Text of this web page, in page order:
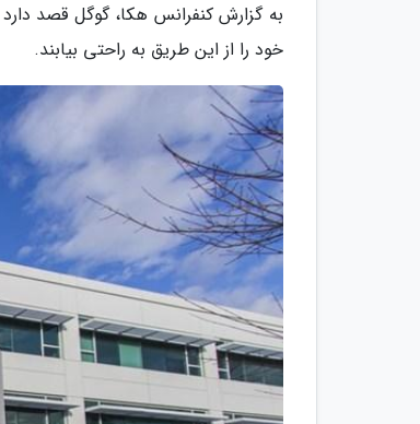
به گزارش کنفرانس هکا، گوگل قصد
خود را از این طریق به راحتی بیابند.